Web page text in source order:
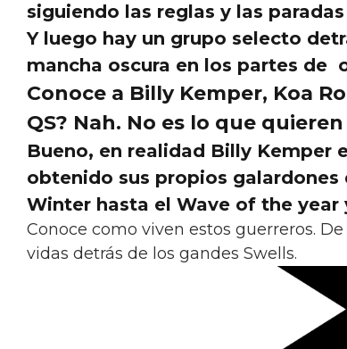
siguiendo las reglas y las
Y luego hay un grupo selecto
mancha oscura en los partes de
Conoce a Billy Kemper, Koa
QS? Nah. No es lo que quieren
Bueno, en realidad Billy Kemper
obtenido sus propios
Winter hasta el Wave of the year
Conoce como viven estos guerreros.
vidas detrás de los gandes Swells.